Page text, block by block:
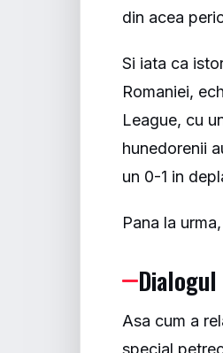
din acea
Si iata ca
Romaniei,
League, cu
hunedorenii
un 0-1 in
Pana la
Asa cum a
special